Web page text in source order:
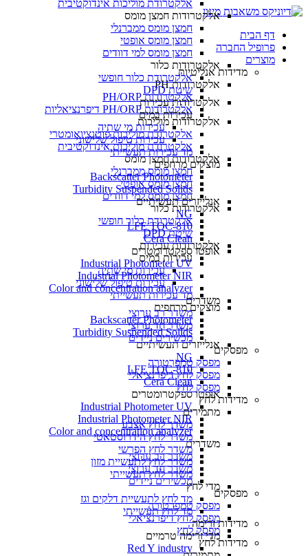
דף הבית
פרופיל החברה
מוצרים
מדידות אנליטיות
אלקטרודות PH
אלקטרודות PH/ORP
אלקטרודות PH/ORP דיפרנציאליות
אלקטרודות מוליכות
אלקטרודת מוליכות פוטנציואומטרי
אלקטרודת מוליכות אינדוקטיבית
אלקטרודות חמצן מומס
חמצן מומס ממברנלי
חמצן מומס אופטי
חמצן מומס למי דוודים
אלקטרודות כלור
אלקטרודת כלור חופשי
שיטת DPD
אלקטרודות עכירות
עכירות במים
עכירות מי שתיה
עכירות טיפול שלישוני
מד עכירות תעשייתי
מוצקים מרחפים
Backscatter Photometer
Turbidity Suspended Solids
אנלייזרים תעשיתיים
NG
LFE TOC-810
Cera Clean​
אופטו ספקטרומטרים
Industrial Photometer UV
Industrial Photometer NIR
Color and concentration analyzer
משדרים
משדר רב ערוצי
משדר חד ערוצי
מכשירים ניידים
מפסקים
מפסק טמפרטורה
מפסק לחץ דיפרנציאלי
מפסק לחץ
מדידות לחץ
אלקטרודת מוליכות אינדוקטיבית
אלקטרודות חמצן מומס
חמצן מומס ממברנלי
חמצן מומס אופטי
חמצן מומס למי דוודים
אלקטרודות כלור
אלקטרודת כלור חופשי
שיטת DPD
אלקטרודות עכירות
עכירות במים
עכירות מי שתיה
עכירות טיפול שלישוני
מד עכירות תעשייתי
מוצקים מרחפים
Backscatter Photometer
Turbidity Suspended Solids
אנלייזרים תעשיתיים
NG
LFE TOC-810
Cera Clean​
אופטו ספקטרומטרים
Industrial Photometer UV
Industrial Photometer NIR
Color and concentration analyzer
משדרים
משדר רב ערוצי
משדר חד ערוצי
מכשירים ניידים
מפסקים
מפסק טמפרטורה
מפסק לחץ דיפרנציאלי
מפסק לחץ
מדידות לחץ
מתמירים
משדר לחץ אצבע
משדר לחץ הידרוסטאטי
משדר לחץ הפרשי
משדר לחץ לתעשיית מזון
משדר לחץ תעשייתי
מדי לחץ
מד לחץ לתעשיית דלקים וגז
מד לחץ תעשייתי
מדידות זרימה
מדי זרימה טרמיים
Red Y industry